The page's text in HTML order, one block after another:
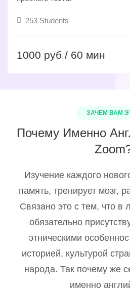
253 Students
1000 руб / 60 мин
ЗАЧЕМ ВАМ
Почему Именно
Изучение каждого
память, тренирует мозг,
Связано это с тем, что в
обязательно
этническими
историей, культурой
народа. Так почему же
именно